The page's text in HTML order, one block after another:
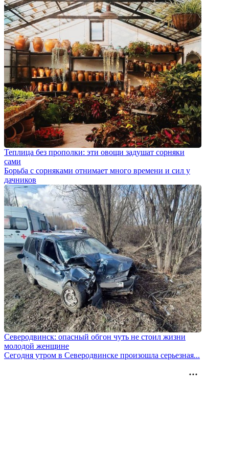
Теплица без прополки: эти овощи задушат сорняки
сами
Борьба с сорняками отнимает много времени и сил у
дачников
Северодвинск: опасный обгон чуть не стоил жизни
молодой женщине
Сегодня утром в Северодвинске произошла серьезная...